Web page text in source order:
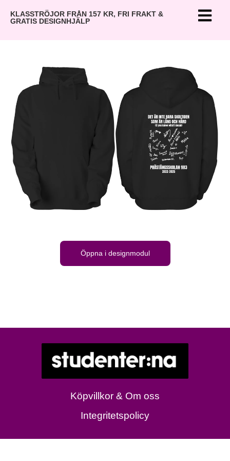
KLASSTRÖJOR FRÅN 157 KR, FRI FRAKT &
GRATIS DESIGNHJÄLP
Öppna i designmodul
Köpvillkor & Om oss
Integritetspolicy